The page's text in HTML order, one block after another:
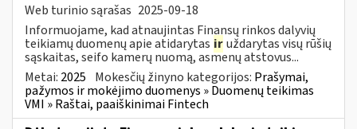
Web turinio sąrašas 2025-09-18
Informuojame, kad atnaujintas Finansų rinkos dalyvių
teikiamų duomenų apie atidarytas iruždarytas visų rūšių
sąskaitas, seifo kamerų nuomą, asmenų atstovus...
Metai: 2025 Mokesčių žinyno kategorijos: Prašymai,
pažymos ir mokėjimo duomenys » Duomenų teikimas
VMI » Raštai, paaiškinimai Fintech